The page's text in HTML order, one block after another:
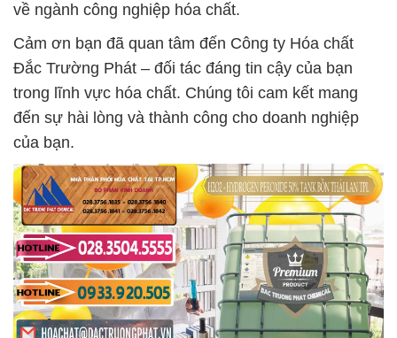
về ngành công nghiệp hóa chất.
Cảm ơn bạn đã quan tâm đến Công ty Hóa chất
Đắc Trường Phát – đối tác đáng tin cậy của bạn
trong lĩnh vực hóa chất. Chúng tôi cam kết mang
đến sự hài lòng và thành công cho doanh nghiệp
của bạn.